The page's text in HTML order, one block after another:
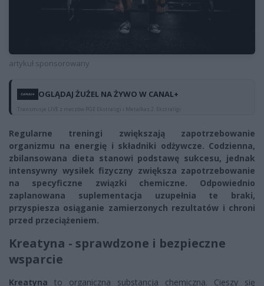
artykuł sponsorowany
OGLĄDAJ ŻUŻEL NA ŻYWO W CANAL+
Transmisje LIVE z meczów PGE Ekstraligi i Metalkas 2. Ekstraligi
Regularne treningi zwiększają zapotrzebowanie
organizmu na energię i składniki odżywcze. Codzienna,
zbilansowana dieta stanowi podstawę sukcesu, jednak
intensywny wysiłek fizyczny zwiększa zapotrzebowanie
na specyficzne związki chemiczne. Odpowiednio
zaplanowana suplementacja uzupełnia te braki,
przyspiesza osiąganie zamierzonych rezultatów i chroni
przed przeciążeniem.
Kreatyna - sprawdzone i bezpieczne
wsparcie
Kreatyna to organiczna substancja chemiczna. Cieszy się